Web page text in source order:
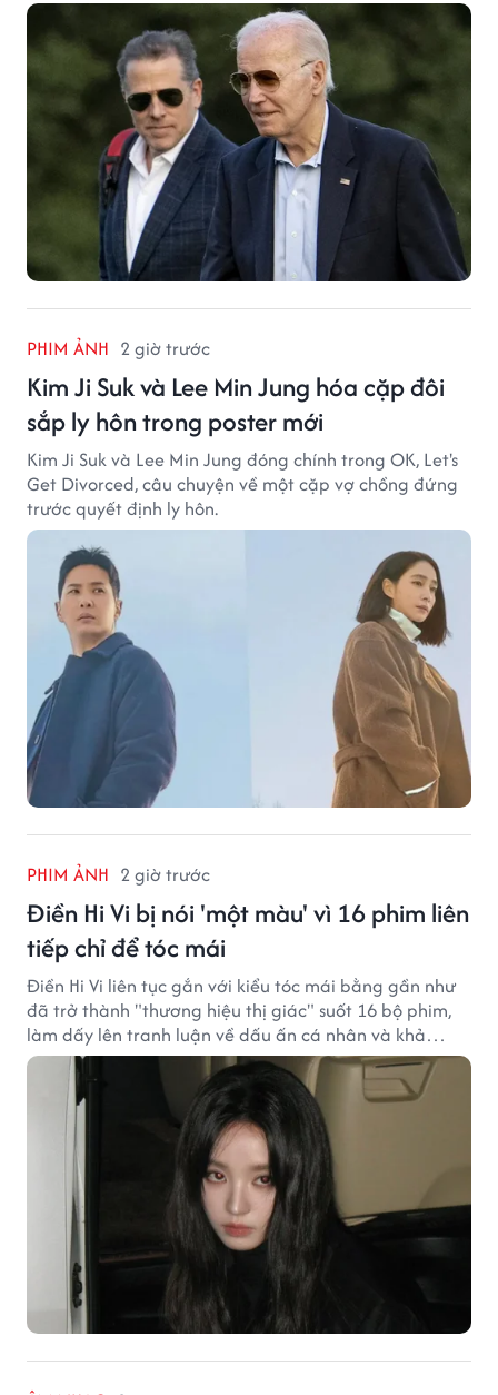
PHIM ẢNH 2 giờ trước
Kim Ji Suk và Lee Min Jung hóa cặp đôi
sắp ly hôn trong poster mới
Kim Ji Suk và Lee Min Jung đóng chính trong OK, Let's
Get Divorced, câu chuyện về một cặp vợ chồng đứng
trước quyết định ly hôn.
PHIM ẢNH 2 giờ trước
Điền Hi Vi bị nói 'một màu' vì 16 phim liên
tiếp chỉ để tóc mái
Điền Hi Vi liên tục gắn với kiểu tóc mái bằng gần như
đã trở thành "thương hiệu thị giác" suốt 16 bộ phim,
làm dấy lên tranh luận về dấu ấn cá nhân và khả
năng biến hóa trên màn ảnh.